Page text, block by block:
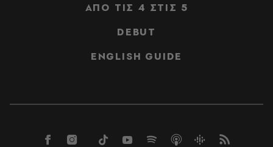
ΑΠΟ ΤΙΣ 4 ΣΤΙΣ 5
DEBUT
ENGLISH GUIDE